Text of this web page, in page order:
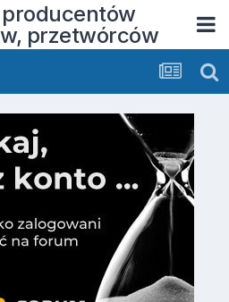
producentów
przetwórców